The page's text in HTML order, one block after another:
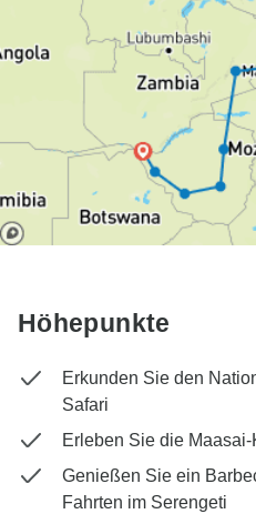
Höhepunkte
Erkunden Sie den
Safari
Erleben Sie die
Genießen Sie ein
Fahrten im Serengeti